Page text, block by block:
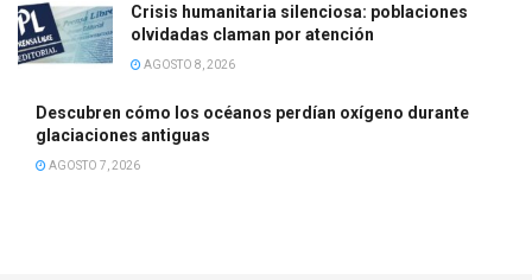
Crisis humanitaria silenciosa: poblaciones
olvidadas claman por atención
AGOSTO 8, 2026
Descubren cómo los océanos perdían oxígeno durante
glaciaciones antiguas
AGOSTO 7, 2026